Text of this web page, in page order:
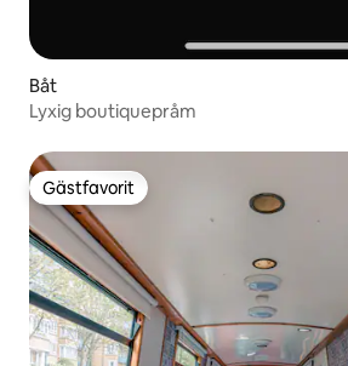
Båt
Lyxig boutiquepråm
Gästfavorit
Gästfavorit